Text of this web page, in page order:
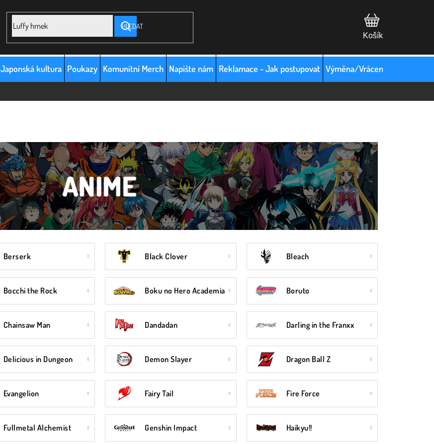
HLEDAT
Japonská kultura Poukazy Komunitní Merch Napište nám Reklamace - Jak postupovat Výměna/Vrácení zboží
Berserk Black Clover Bleach
Bocchi the Rock Boku no Hero Academia Boruto
Chainsaw Man Dandadan Darling in the Franxx
Delicious in Dungeon Demon Slayer Dragon Ball Z
Evangelion Fairy Tail Fire Force
Fullmetal Alchemist Genshin Impact Haikyu!!